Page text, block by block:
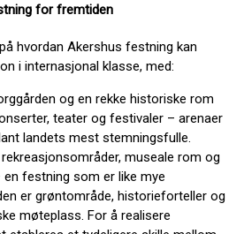
for fremtiden
hvordan Akershus festning kan
i internasjonal klasse, med:
og en rekke historiske rom
teater og festivaler – arenaer
landets mest stemningsfulle.
museale rom og
festning som er like mye
er grøntområde, historieforteller og
møteplass. For å realisere